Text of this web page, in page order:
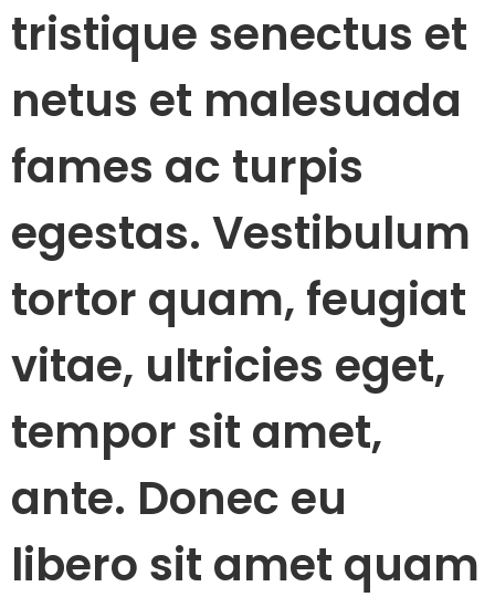
tristique senectus et
netus et malesuada
fames ac turpis
egestas. Vestibulum
tortor quam, feugiat
vitae, ultricies eget,
tempor sit amet,
ante. Donec eu
libero sit amet quam